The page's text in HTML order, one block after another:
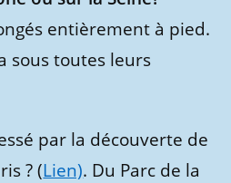
entièrement à pied.
sous toutes leurs
par la découverte de
? (Lien). Du Parc de la